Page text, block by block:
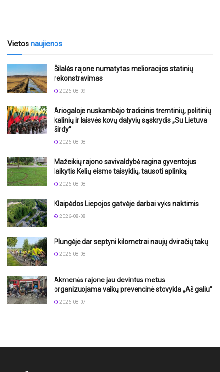
Vietos naujienos
Šilalės rajone numatytas melioracijos statinių
rekonstravimas
2026-08-09
Ariogaloje nuskambėjo tradicinis tremtinių, politinių
kalinių ir laisvės kovų dalyvių sąskrydis „Su Lietuva
širdy“
2026-08-08
Mažeikių rajono savivaldybė ragina gyventojus
laikytis Kelių eismo taisyklių, tausoti aplinką
2026-08-08
Klaipėdos Liepojos gatvėje darbai vyks naktimis
2026-08-08
Plungėje dar septyni kilometrai naujų dviračių takų
2026-08-08
Akmenės rajone jau devintus metus
organizuojama vaikų prevencinė stovykla „Aš galiu“
2026-08-07